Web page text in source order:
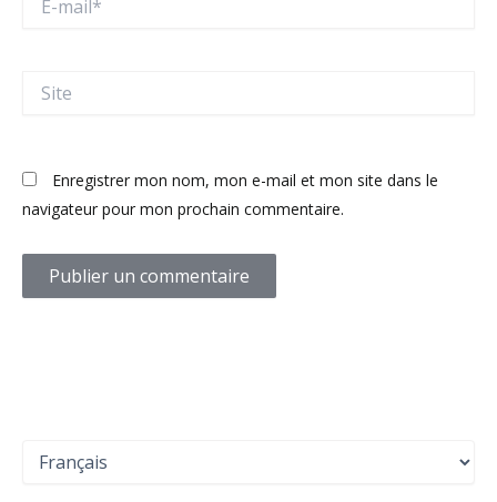
mail*
Enregistrer mon nom, mon e-mail et mon site dans le
navigateur pour mon prochain commentaire.